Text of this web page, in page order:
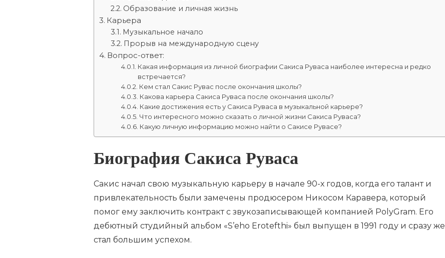
Образование и личная жизнь
Карьера
Музыкальное начало
Прорыв на международную сцену
Вопрос-ответ:
Какая информация из личной биографии Сакиса Руваса наиболее интересна и редко
встречается?
Кем стал Сакис Рувас после окончания школы?
Какова карьера Сакиса Руваса после окончания школы?
Какие достижения есть у Сакиса Руваса в музыкальной карьере?
Что интересного можно сказать о личной жизни Сакиса Руваса?
Какую личную информацию можно найти о Сакисе Рувасе?
Биография Сакиса Руваса
Сакис начал свою музыкальную карьеру в начале 90-х годов, когда его талант и
привлекательность были замечены продюсером Никосом Каравера, который
помог ему заключить контракт с звукозаписывающей компанией PolyGram. Его
дебютный студийный альбом «S’eho Erotefthi» был выпущен в 1991 году и сразу же
стал большим успехом.